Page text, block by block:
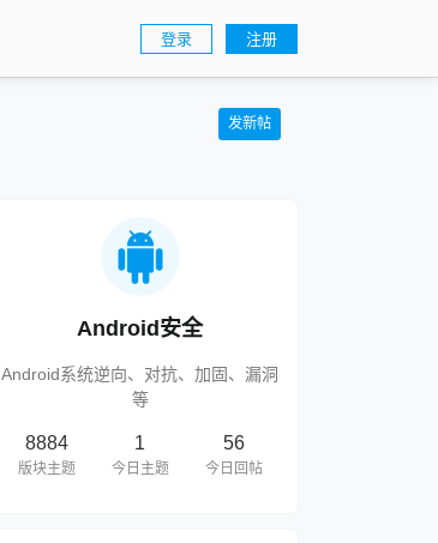
登录 注册
发新帖
Android安全
Android系统逆向、对抗、加固、漏洞
等
8884
版块主题
1
今日主题
56
今日回帖